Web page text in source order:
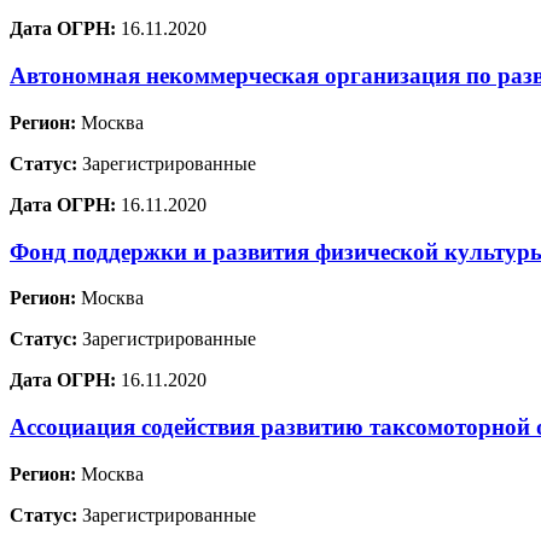
Дата ОГРН: 16.11.2020
Автономная некоммерческая организация по
Регион: Москва
Статус: Зарегистрированные
Дата ОГРН: 16.11.2020
Фонд поддержки и развития физической
Регион: Москва
Статус: Зарегистрированные
Дата ОГРН: 16.11.2020
Ассоциация содействия развитию таксомоторной
Регион: Москва
Статус: Зарегистрированные